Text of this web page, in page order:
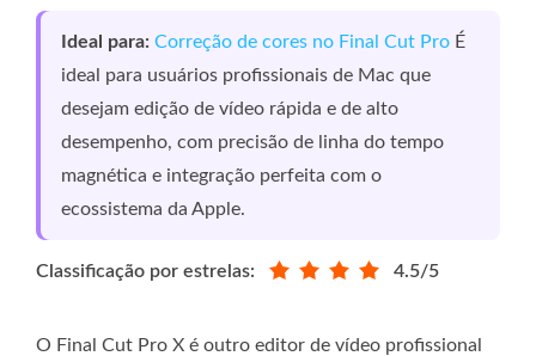
Ideal para: Correção de cores no Final Cut Pro É
ideal para usuários profissionais de Mac que
desejam edição de vídeo rápida e de alto
desempenho, com precisão de linha do tempo
magnética e integração perfeita com o
ecossistema da Apple.
Classificação por estrelas: 4.5/5
O Final Cut Pro X é outro editor de vídeo profissional